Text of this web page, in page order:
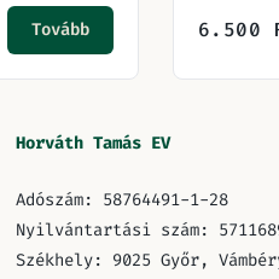
Tovább 6.500
Horváth Tamás EV
Adószám: 58764491-1-28
Nyilvántartási szám:
Székhely: 9025 Győr,